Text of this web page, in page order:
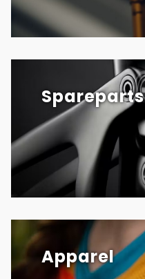
Spareparts
Apparel